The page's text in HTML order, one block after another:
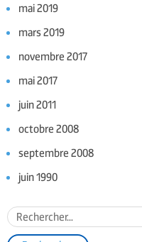
mai 2019
mars 2019
novembre 2017
mai 2017
juin 2011
octobre 2008
septembre 2008
juin 1990